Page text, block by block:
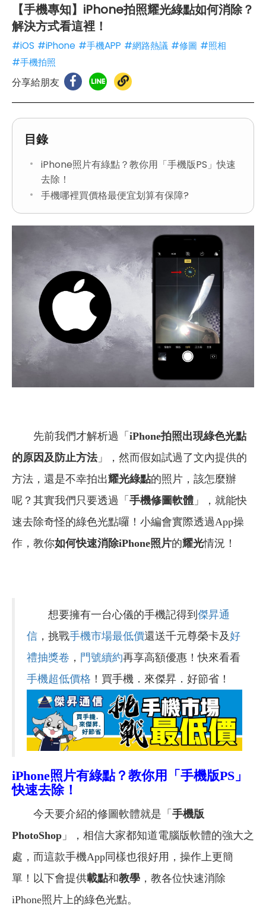
【手機專知】iPhone拍照耀光綠點如何消除？
解決方式看這裡！
#iOS #iPhone #手機APP #網路熱議 #修圖 #照相
#手機拍照
分享給朋友
目錄
iPhone照片有綠點？教你用「手機版PS」快速
去除！
手機哪裡買價格最便宜划算有保障?
先前我們才解析過「 iPhone拍照出現綠色光點
的原因及防止方法」，然而假如試過了文內提供的
方法，還是不幸拍出耀光綠點的照片，該怎麼辦
呢？其實我們只要透過「 手機修圖軟體 」，就能快
速去除奇怪的綠色光點囉！小編會實際透過App操
作，教你如何快速消除iPhone照片的耀光情況！
想要擁有一台心儀的手機記得到 傑昇通
信 ，挑戰手機市場最低價還送千元尊榮卡及好
禮抽獎卷 ， 門號續約再享高額優惠！快來看看
手機超低價格 ！買手機．來傑昇．好節省！
iPhone照片有綠點？教你用「手機版PS」
快速去除！
今天要介紹的修圖軟體就是「 手機版
PhotoShop 」，相信大家都知道電腦版軟體的強大之
處，而這款手機App同樣也很好用，操作上更簡
單！以下會提供載點和教學 ，教各位快速消除
iPhone照片上的綠色光點。